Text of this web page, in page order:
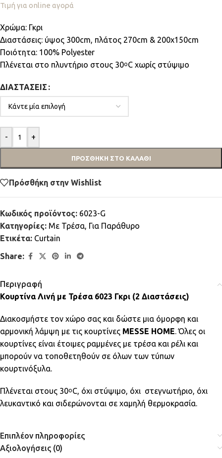
Τιμή για online αγορά
Χρώμα: Γκρι
Διαστάσεις: ύψος 300cm, πλάτος 270cm & 200x150cm
Ποιότητα: 100% Polyester
Πλένεται στο πλυντήριο στους 30οC χωρίς στύψιμο
ΔΙΑΣΤΆΣΕΙΣ
- +
ΠΡΟΣΘΉΚΗ ΣΤΟ ΚΑΛΆΘΙ
Πρόσθήκη στην Wishlist
Κωδικός προϊόντος: 6023-G
Κατηγορίες: Mε Τρέσα, Για Παράθυρο
Ετικέτα: Curtain
Share:
Περιγραφή
Κουρτίνα Λινή με Τρέσα 6023 Γκρι (2 Διαστάσεις)
Διακοσμήστε τον χώρο σας και δώστε μια όμορφη και
αρμονική λάμψη με τις κουρτίνες MESSE HOME. Όλες οι
κουρτίνες είναι έτοιμες ραμμένες με τρέσα και ρέλι και
μπορούν να τοποθετηθούν σε όλων των τύπων
κουρτινόξυλα.
Πλένεται στους 30οC, όχι στύψιμο, όχι στεγνωτήριο, όχι
λευκαντικό και σιδερώνονται σε χαμηλή θερμοκρασία.
Επιπλέον πληροφορίες
Αξιολογήσεις (0)